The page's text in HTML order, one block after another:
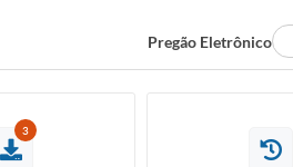
Pregão Eletrônico
3